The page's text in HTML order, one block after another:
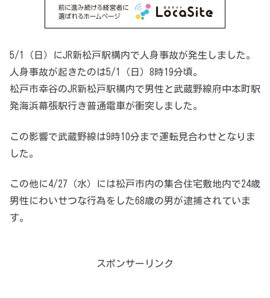
5/1（日）にJR新松戸駅構内で人身事故が発生しました。
人身事故が起きたのは5/1（日）8時19分頃。
松戸市幸谷のJR新松戸駅構内で男性と武蔵野線府中本町駅
発海浜幕張駅行き普通電車が衝突しました。
この影響で武蔵野線は9時10分まで運転見合わせとなりま
した。
この他に4/27（水）には松戸市内の集合住宅敷地内で24歳
男性にわいせつな行為をした68歳の男が逮捕されていま
す。
スポンサーリンク